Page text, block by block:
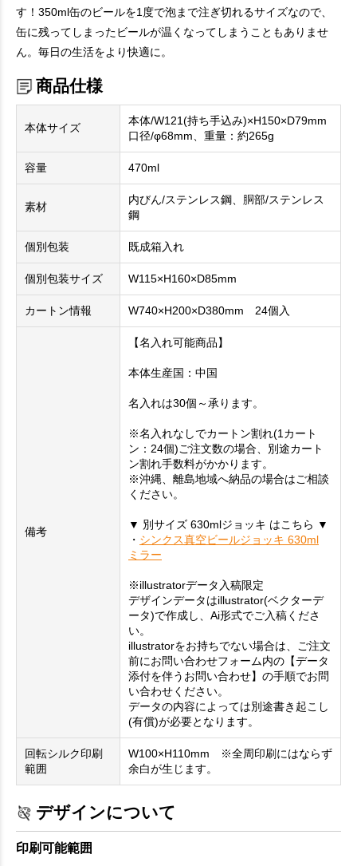
す！350ml缶のビールを1度で泡まで注ぎ切れるサイズなので、
缶に残ってしまったビールが温くなってしまうこともありませ
ん。毎日の生活をより快適に。
商品仕様
本体サイズ
本体/W121(持ち手込み)×H150×D79mm
口径/φ68mm、重量：約265g
容量 470ml
素材
内びん/ステンレス鋼、胴部/ステンレス
鋼
個別包装 既成箱入れ
個別包装サイズ W115×H160×D85mm
カートン情報 W740×H200×D380mm 24個入
備考
【名入れ可能商品】
本体生産国：中国
名入れは30個～承ります。
※名入れなしでカートン割れ(1カート
ン：24個)ご注文数の場合、別途カート
ン割れ手数料がかかります。
※沖縄、離島地域へ納品の場合はご相談
ください。
▼ 別サイズ 630mlジョッキ はこちら ▼
・ シンクス真空ビールジョッキ 630ml
ミラー
※illustratorデータ入稿限定
デザインデータはillustrator(ベクターデ
ータ)で作成し、Ai形式でご入稿くださ
い。
illustratorをお持ちでない場合は、ご注文
前にお問い合わせフォーム内の【データ
添付を伴うお問い合わせ】の手順でお問
い合わせください。
データの内容によっては別途書き起こし
(有償)が必要となります。
回転シルク印刷
範囲
W100×H110mm ※全周印刷にはならず
余白が生じます。
デザインについて
印刷可能範囲